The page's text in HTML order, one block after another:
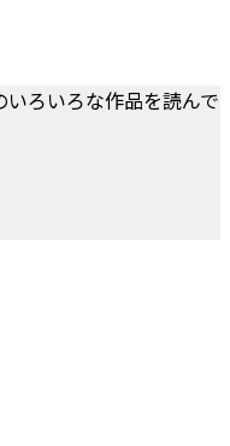
いろいろな作品を読んで